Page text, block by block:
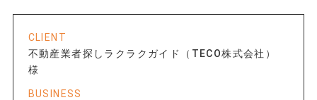
CLIENT
不動産業者探しラクラクガイド（TECO株式会社）
様
BUSINESS